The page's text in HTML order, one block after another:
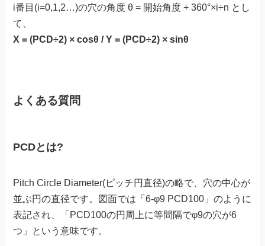
i番目(i=0,1,2…)の穴の角度 θ = 開始角度 + 360°×i÷n とし
て、
X = (PCD÷2) × cosθ / Y = (PCD÷2) × sinθ
よくある質問
PCDとは?
Pitch Circle Diameter(ピッチ円直径)の略で、穴の中心が
並ぶ円の直径です。図面では「6-φ9 PCD100」のように
表記され、「PCD100の円周上に等間隔でφ9の穴が6
つ」という意味です。